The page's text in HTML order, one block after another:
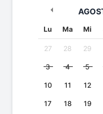
Lu Ma Mi
27 28 29
3 4 5
10 11 12
17 18 19